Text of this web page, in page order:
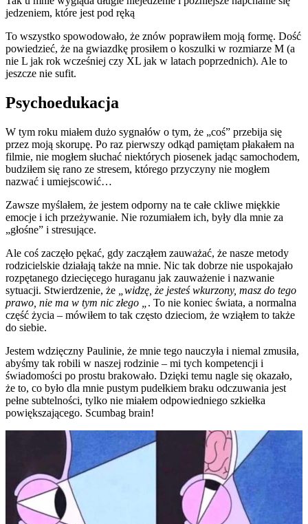
jedzeniem, które jest pod ręką
To wszystko spowodowało, że znów poprawiłem moją formę. Dość
powiedzieć, że na gwiazdkę prosiłem o koszulki w rozmiarze M (a
nie L jak rok wcześniej czy XL jak w latach poprzednich). Ale to
jeszcze nie sufit.
Psychoedukacja
W tym roku miałem dużo sygnałów o tym, że „coś” przebija się
przez moją skorupę. Po raz pierwszy odkąd pamiętam płakałem na
filmie, nie mogłem słuchać niektórych piosenek jadąc samochodem,
budziłem się rano ze stresem, którego przyczyny nie mogłem
nazwać i umiejscowić…
Zawsze myślałem, że jestem odporny na te całe ckliwe miękkie
emocje i ich przeżywanie. Nie rozumiałem ich, były dla mnie za
„głośne” i stresujące.
Ale coś zaczęło pękać, gdy zacząłem zauważać, że nasze metody
rodzicielskie działają także na mnie. Nic tak dobrze nie uspokajało
rozpętanego dziecięcego huraganu jak zauważenie i nazwanie
sytuacji. Stwierdzenie, że
„widzę, że jesteś wkurzony, masz do tego
prawo, nie ma w tym nic złego „ . To nie koniec świata, a normalna
część życia – mówiłem to tak często dzieciom, że wziąłem to także
do siebie.
Jestem wdzięczny Paulinie, że mnie tego nauczyła i niemal zmusiła,
abyśmy tak robili w naszej rodzinie – mi tych kompetencji i
świadomości po prostu brakowało. Dzięki temu nagle się okazało,
że to, co było dla mnie pustym pudełkiem braku odczuwania jest
pełne subtelności, tylko nie miałem odpowiedniego szkiełka
powiększającego. Scumbag brain!